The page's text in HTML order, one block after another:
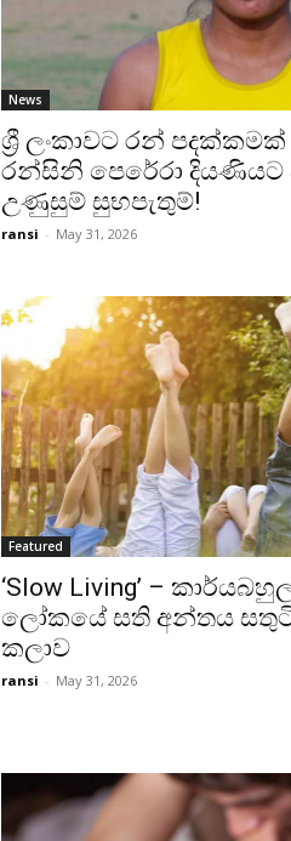
News
ශ්‍රී ලංකාවට රන් පදක්කමක්
රන්සිනි පෙරේරා දියණියට
උණුසුම් සුභපැතුම්!
ransi - May 31, 2026
Featured
‘Slow Living’ –
ලෝකයේ සති අන්තය
කලාව
ransi - May 31, 2026